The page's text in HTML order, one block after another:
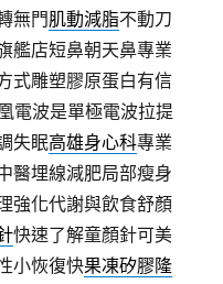
無門肌動減脂不動刀
艦店短鼻朝天鼻專業
式雕塑膠原蛋白有信
電波是單極電波拉提
失眠高雄身心科專業
醫埋線減肥局部瘦身
強化代謝與飲食舒顏
快速了解童顏針可美
小恢復快果凍矽膠隆